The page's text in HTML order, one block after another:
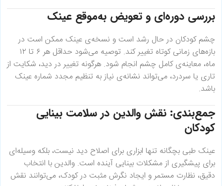
بررسی دوره‌ای و تعویض به‌موقع عینک
چشم کودکان در حال رشد است و نسخه‌ی عینک ممکن است در
بازه‌های زمانی کوتاه تغییر کند. توصیه می‌شود حداقل هر ۶ تا ۱۲
ماه، معاینه‌ی کامل چشم انجام شود. هرگونه تغییر در دید، شکایت از
تاری یا سردرد، می‌تواند نشانه‌ی نیاز به تنظیم مجدد شماره عینک
باشد.
جمع‌بندی: نقش والدین در سلامت بینایی
کودکان
عینک طبی بچگانه تنها ابزاری برای اصلاح دید نیست، بلکه وسیله‌ای
برای پیشگیری از مشکلات بینایی آینده است. والدین با انتخاب
دقیق، نظارت مستمر و ایجاد نگرش مثبت در کودک، می‌توانند نقش